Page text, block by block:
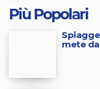
Più Popolari
mete